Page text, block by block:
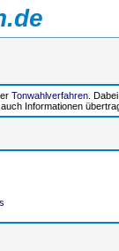
Tonwahlverfahren .
Informationen